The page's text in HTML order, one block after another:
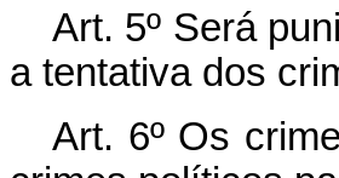
Art. 5º Será
a tentativa dos
Art. 6º Os